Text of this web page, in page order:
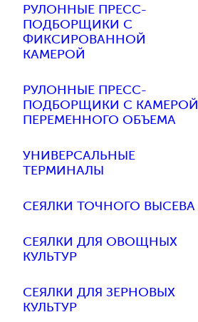
РУЛОННЫЕ ПРЕСС-
ПОДБОРЩИКИ С
ФИКСИРОВАННОЙ
КАМЕРОЙ
РУЛОННЫЕ ПРЕСС-
ПОДБОРЩИКИ С КАМЕРОЙ
ПЕРЕМЕННОГО ОБЪЕМА
УНИВЕРСАЛЬНЫЕ
ТЕРМИНАЛЫ
СЕЯЛКИ ТОЧНОГО ВЫСЕВА
СЕЯЛКИ ДЛЯ ОВОЩНЫХ
КУЛЬТУР
СЕЯЛКИ ДЛЯ ЗЕРНОВЫХ
КУЛЬТУР